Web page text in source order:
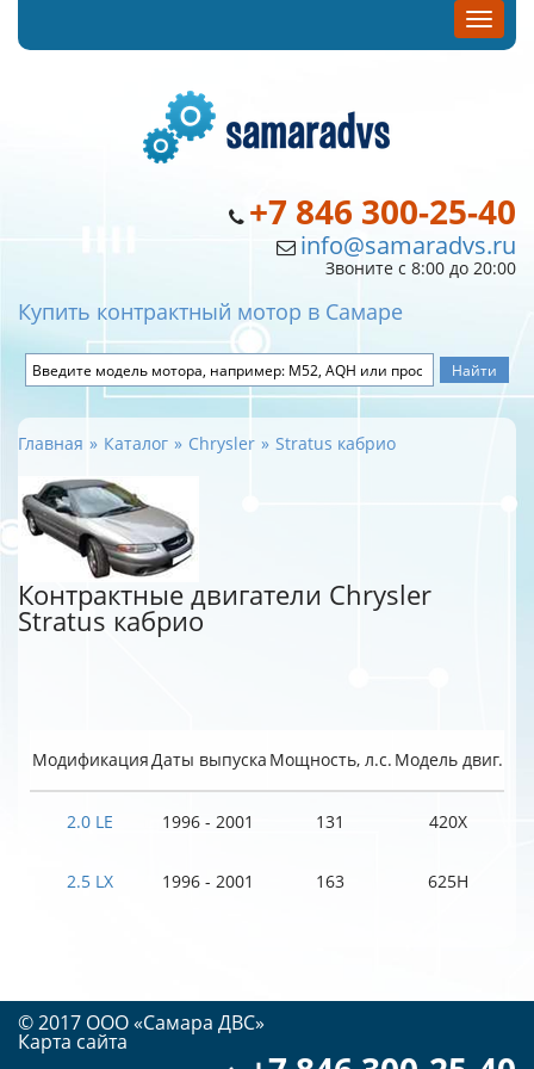
+7 846 300-25-40
info@samaradvs.ru
Звоните с 8:00 до 20:00
Купить контрактный мотор в Самаре
Главная Каталог Chrysler Stratus кабрио
Контрактные двигатели Chrysler
Stratus кабрио
МодификацияДаты выпуска Мощность, л.с. Модель двиг.
2.0 LE 1996 - 2001 131 420X
2.5 LX 1996 - 2001 163 625H
© 2017 OOO «Самара ДВС»
Карта сайта